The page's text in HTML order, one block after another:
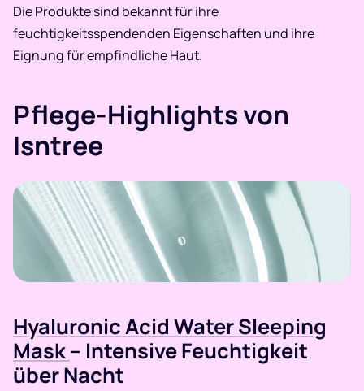
Die Produkte sind bekannt für ihre
feuchtigkeitsspendenden Eigenschaften und ihre
Eignung für empfindliche Haut.​
Pflege-Highlights von
Isntree
Hyaluronic Acid Water Sleeping
Mask– Intensive Feuchtigkeit
über Nacht